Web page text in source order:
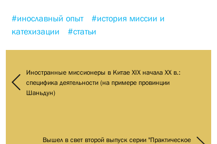
#инославный опыт
#история миссии и
катехизации
#статьи
Иностранные миссионеры в Китае XIX начала XX в.:
специфика деятельности (на примере провинции
Шаньдун)
Вышел в свет второй выпуск серии "Практическое